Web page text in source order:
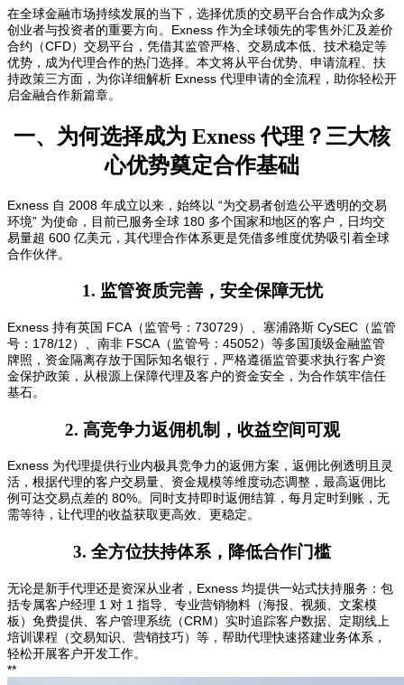
在全球金融市场持续发展的当下，选择优质的交易平台合作成为众多
创业者与投资者的重要方向。Exness 作为全球领先的零售外汇及差价
合约（CFD）交易平台，凭借其监管严格、交易成本低、技术稳定等
优势，成为代理合作的热门选择。本文将从平台优势、申请流程、扶
持政策三方面，为你详细解析 Exness 代理申请的全流程，助你轻松开
启金融合作新篇章。
一、为何选择成为 Exness 代理？三大核
心优势奠定合作基础
Exness 自 2008 年成立以来，始终以 “为交易者创造公平透明的交易
环境” 为使命，目前已服务全球 180 多个国家和地区的客户，日均交
易量超 600 亿美元，其代理合作体系更是凭借多维度优势吸引着全球
合作伙伴。
1. 监管资质完善，安全保障无忧
Exness 持有英国 FCA（监管号：730729）、塞浦路斯 CySEC（监管
号：178/12）、南非 FSCA（监管号：45052）等多国顶级金融监管
牌照，资金隔离存放于国际知名银行，严格遵循监管要求执行客户资
金保护政策，从根源上保障代理及客户的资金安全，为合作筑牢信任
基石。
2. 高竞争力返佣机制，收益空间可观
Exness 为代理提供行业内极具竞争力的返佣方案，返佣比例透明且灵
活，根据代理的客户交易量、资金规模等维度动态调整，最高返佣比
例可达交易点差的 80%。同时支持即时返佣结算，每月定时到账，无
需等待，让代理的收益获取更高效、更稳定。
3. 全方位扶持体系，降低合作门槛
无论是新手代理还是资深从业者，Exness 均提供一站式扶持服务：包
括专属客户经理 1 对 1 指导、专业营销物料（海报、视频、文案模
板）免费提供、客户管理系统（CRM）实时追踪客户数据、定期线上
培训课程（交易知识、营销技巧）等，帮助代理快速搭建业务体系，
轻松开展客户开发工作。
**